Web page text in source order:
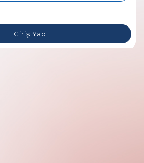
Giriş Yap